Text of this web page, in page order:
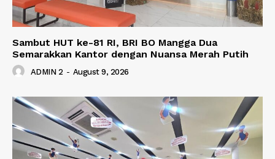
Sambut HUT ke-81 RI, BRI BO Mangga Dua
Semarakkan Kantor dengan Nuansa Merah Putih
ADMIN 2 - August 9, 2026